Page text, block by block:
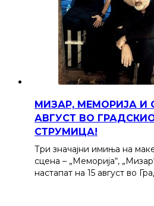
МИЗАР, МЕМОРИЈА И
АВГУСТ ВО
СТРУМИЦА!
Три значајни имиња на
сцена – „Меморија“,
настапат на 15 август во